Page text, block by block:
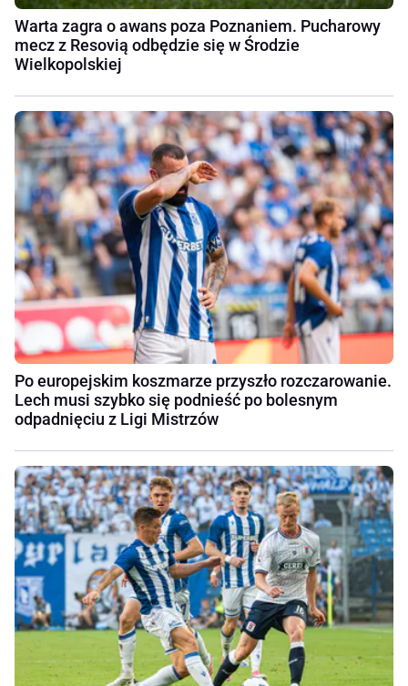
Warta zagra o awans poza Poznaniem. Pucharowy
mecz z Resovią odbędzie się w Środzie
Wielkopolskiej
Po europejskim koszmarze przyszło rozczarowanie.
Lech musi szybko się podnieść po bolesnym
odpadnięciu z Ligi Mistrzów